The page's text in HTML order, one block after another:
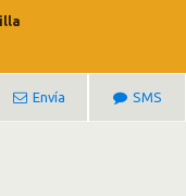
Envía SMS